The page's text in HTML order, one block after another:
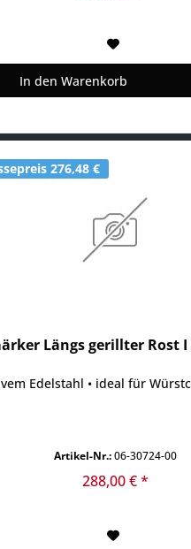
In den Warenkorb
276,48 €
Längs gerillter Rost I
Edelstahl • ideal für
Artikel-Nr.:06-30724-00
288,00 € *